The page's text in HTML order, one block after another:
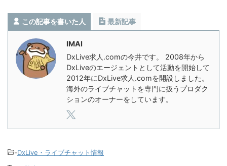
この記事を書いた人 最新記事
IMAI
DxLive求人.comの今井です。 2008年から
DxLiveのエージェントとして活動を開始して
2012年にDxLive求人.comを開設しました。
海外のライブチャットを専門に扱うプロダク
ションのオーナーをしています。
-DxLive・ライブチャット情報